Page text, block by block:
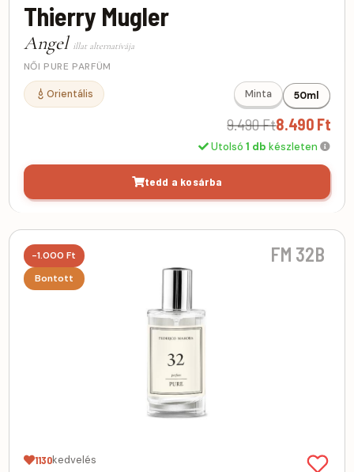
Thierry Mugler
Angel illat alternatívája
NŐI PURE PARFÜM
Orientális Minta 50ml
9.490 Ft8.490 Ft
Utolsó1 db készleten
tedd a kosárba
-1.000 Ft
Bontott
FM 32B
1130kedvelés